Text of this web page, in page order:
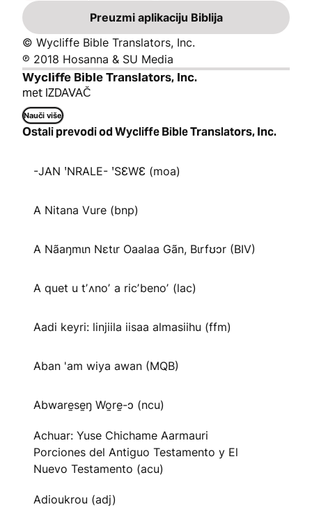
Preuzmi aplikaciju Biblija
© Wycliffe Bible Translators, Inc.
℗ 2018 Hosanna & SU Media
Wycliffe Bible Translators, Inc.
met IZDAVAČ
Nauči više
Ostali prevodi od Wycliffe Bible Translators, Inc.
-JAN ꞌNRALE- ꞌSƐWƐ (moa)
A Nitana Vure (bnp)
A Nãaŋmɩn Nɛtɩr Oaalaa Gãn, Bɩrfʊɔr (BIV)
A quet u tʼʌnoʼ a ricʼbenoʼ (lac)
Aadi keyri: linjiila iisaa almasiihu (ffm)
Aban 'am wiya awan (MQB)
Abware̱se̱ŋ Wo̱re̱-ɔ (ncu)
Achuar: Yuse Chichame Aarmauri
Porciones del Antiguo Testamento y El
Nuevo Testamento (acu)
Adioukrou (adj)